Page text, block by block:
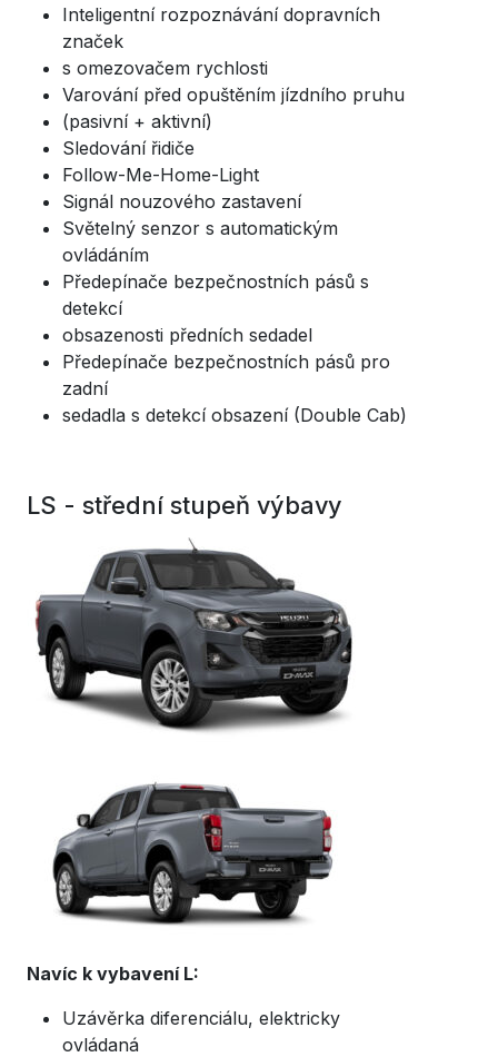
Inteligentní rozpoznávání dopravních
značek
s omezovačem rychlosti
Varování před opuštěním jízdního pruhu
(pasivní + aktivní)
Sledování řidiče
Follow-Me-Home-Light
Signál nouzového zastavení
Světelný senzor s automatickým
ovládáním
Předepínače bezpečnostních pásů s
detekcí
obsazenosti předních sedadel
Předepínače bezpečnostních pásů pro
zadní
sedadla s detekcí obsazení (Double Cab)
LS - střední stupeň výbavy
Navíc k vybavení L:
Uzávěrka diferenciálu, elektricky
ovládaná